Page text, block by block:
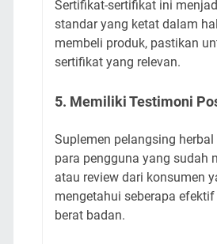
Sertifikat-sertifikat ini
standar yang ketat dalam
membeli produk, pastikan
sertifikat yang relevan.
5. Memiliki Testimoni
Suplemen pelangsing
para pengguna yang sudah
atau review dari konsumen
mengetahui seberapa
berat badan.